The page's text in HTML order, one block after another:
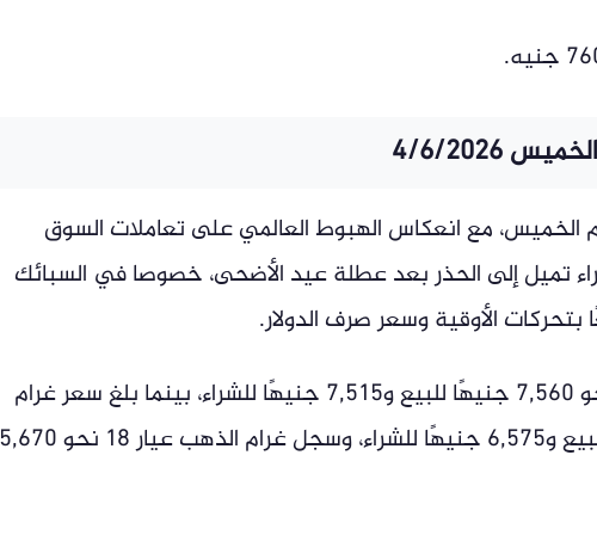
6/2026
الخميس، مع انعكاس الهبوط العالمي على تعاملات السوق
تميل إلى الحذر بعد عطلة عيد الأضحى، خصوصا في السبائك
بتحركات الأوقية وسعر صرف الدولار.
وسجل سعر غرام الذهب عيار 24 نحو 7,560 جنيهًا للبيع و7,515 جنيهًا للشراء، بينما بلغ سعر غرام
الذهب عيار 21 نحو 6,615 جنيهًا للبيع و6,575 جنيهًا للشراء، وسجل غرام الذهب عيار 18 نحو 5,670